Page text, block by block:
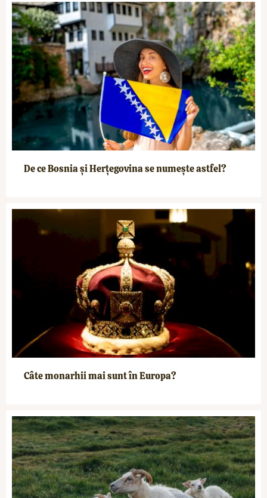
De ce Bosnia și Herțegovina se numește astfel?
Câte monarhii mai sunt în Europa?